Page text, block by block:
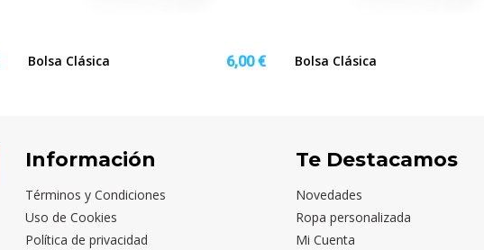
Bolsa Clásica 6,00 € Bolsa Clásica
Información
Términos y Condiciones
Uso de Cookies
Política de privacidad
Te Destacamos
Novedades
Ropa personalizada
Mi Cuenta